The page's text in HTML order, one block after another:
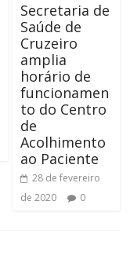
Secretaria de
Saúde de
Cruzeiro
amplia
horário de
funcionamen
to do Centro
de
Acolhimento
ao Paciente
28 de fevereiro
de 2020
0